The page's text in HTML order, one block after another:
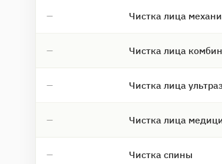
— Чистка лица
— Чистка лица
— Чистка лица
— Чистка лица
— Чистка спины